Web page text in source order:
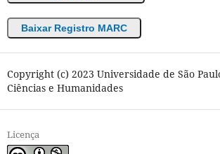
Baixar Registro MARC
Copyright (c) 2023 Universidade de São
Ciências e Humanidades
Licença